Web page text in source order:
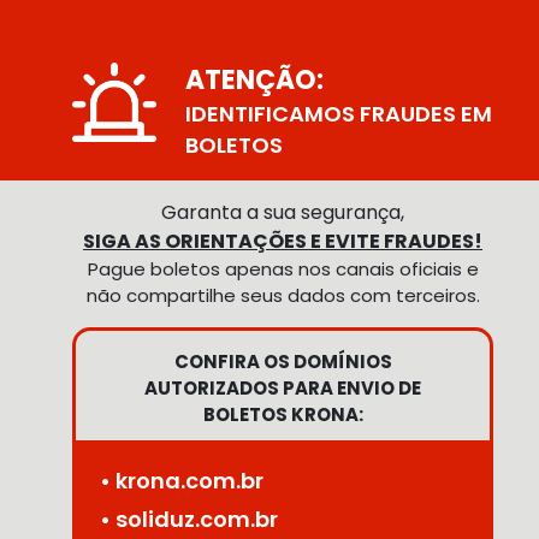
ATENÇÃO:
IDENTIFICAMOS FRAUDES EM
BOLETOS
Garanta a sua segurança,
SIGA AS ORIENTAÇÕES E EVITE FRAUDES!
Pague boletos apenas nos canais oficiais e
não compartilhe seus dados com terceiros.
CONFIRA OS DOMÍNIOS
AUTORIZADOS PARA ENVIO DE
BOLETOS KRONA:
• krona.com.br
• soliduz.com.br